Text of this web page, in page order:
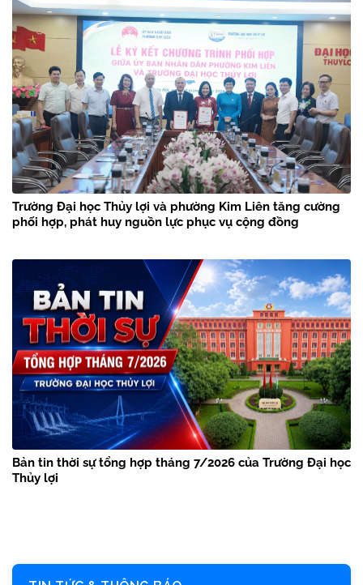
Trường Đại học Thủy lợi và phường Kim Liên tăng cường
phối hợp, phát huy nguồn lực phục vụ cộng đồng
Bản tin thời sự tổng hợp tháng 7/2026 của Trường Đại học
Thủy lợi